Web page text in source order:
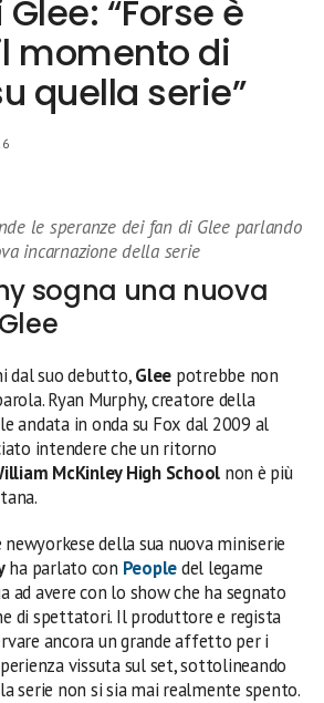
“Forse è
momento di
quella serie”
le speranze dei fan di Glee parlando
incarnazione della serie
sogna una nuova
dal suo debutto,Glee potrebbe non
Ryan Murphy, creatore della
andata in onda su Fox dal 2009 al
intendere che un ritorno
McKinley High School non è più
della sua nuova miniserie
ha parlato con Peopledel legame
ad avere con lo show che ha segnato
di spettatori. Il produttore e regista
ancora un grande affetto per i
vissuta sul set, sottolineando
serie non si sia mai realmente spento.